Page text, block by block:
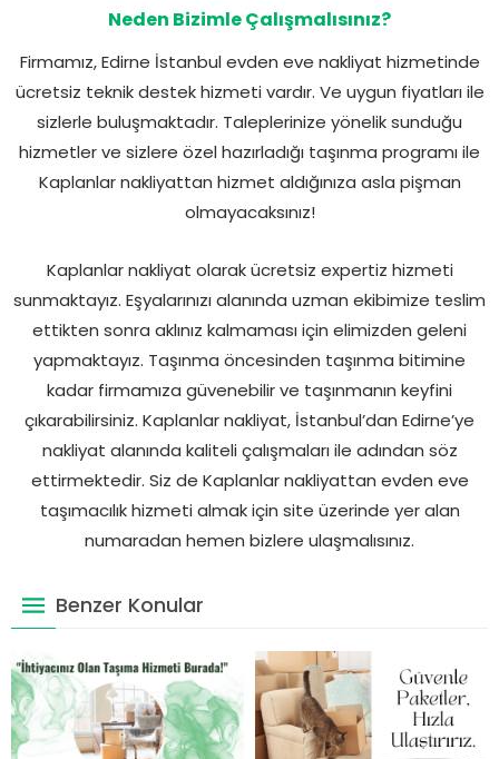
Neden Bizimle Çalışmalısınız?
Firmamız, Edirne İstanbul evden eve nakliyat hizmetinde
ücretsiz teknik destek hizmeti vardır. Ve uygun fiyatları ile
sizlerle buluşmaktadır. Taleplerinize yönelik sunduğu
hizmetler ve sizlere özel hazırladığı taşınma programı ile
Kaplanlar nakliyattan hizmet aldığınıza asla pişman
olmayacaksınız!
Kaplanlar nakliyat olarak ücretsiz expertiz hizmeti
sunmaktayız. Eşyalarınızı alanında uzman ekibimize teslim
ettikten sonra aklınız kalmaması için elimizden geleni
yapmaktayız. Taşınma öncesinden taşınma bitimine
kadar firmamıza güvenebilir ve taşınmanın keyfini
çıkarabilirsiniz. Kaplanlar nakliyat, İstanbul’dan Edirne’ye
nakliyat alanında kaliteli çalışmaları ile adından söz
ettirmektedir. Siz de Kaplanlar nakliyattan evden eve
taşımacılık hizmeti almak için site üzerinde yer alan
numaradan hemen bizlere ulaşmalısınız.
Benzer Konular